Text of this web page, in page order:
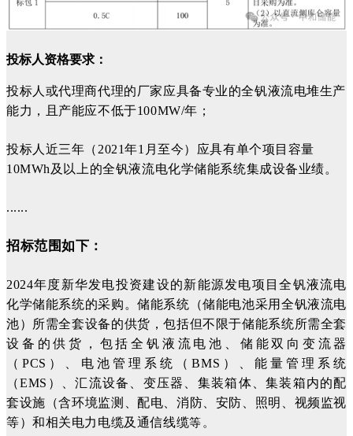
投标人资格要求：
投标人或代理商代理的厂家应具备专业的全钒液流电堆生产
能力，且产能应不低于100MW/年；
投标人近三年（2021年1月至今）应具有单个项目容量
10MWh及以上的全钒液流电化学储能系统集成设备业绩。
......
招标范围如下：
2024年度新华发电投资建设的新能源发电项目全钒液流电
化学储能系统的采购。储能系统（储能电池采用全钒液流电
池）所需全套设备的供货，包括但不限于储能系统所需全套
设备的供货，包括全钒液流电池、储能双向变流器
（PCS）、电池管理系统（BMS）、能量管理系统
（EMS）、汇流设备、变压器、集装箱体、集装箱内的配
套设施（含环境监测、配电、消防、安防、照明、视频监视
等）和相关电力电缆及通信线缆等。